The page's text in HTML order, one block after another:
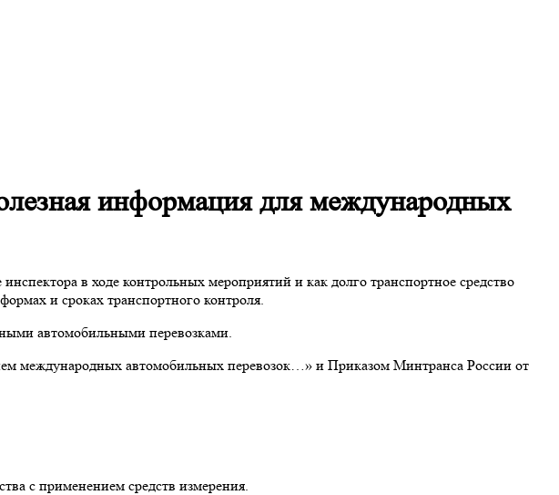
информация для международных
в ходе контрольных мероприятий и как долго транспортное средство
и сроках транспортного контроля.
автомобильными перевозками.
международных автомобильных перевозок…» и Приказом Минтранса России от
с применением средств измерения.